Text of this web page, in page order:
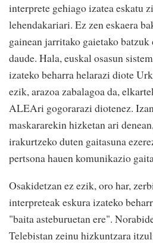
interprete gehiago izatea eskatu
lehendakariari. Ez zen eskaera
gainean jarritako gaietako
daude. Hala, euskal osasun
izateko beharra helarazi diote
ezik, arazoa zabalagoa da,
ALEAri gogorarazi diotenez.
maskararekin hizketan ari
irakurtzeko duten gaitasuna
pertsona hauen komunikazio
Osakidetzan ez ezik, oro har,
interpreteak eskura izateko
"baita asteburuetan ere".
Telebistan zeinu hizkuntzara